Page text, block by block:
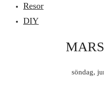
Resor
DIY
söndag,